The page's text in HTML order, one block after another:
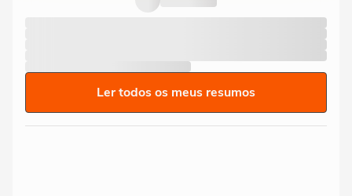
Ler todos os meus resumos